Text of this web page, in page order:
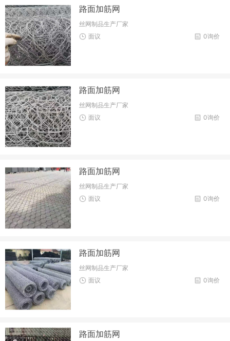
路面加筋网
丝网制品生产厂家
0询价
面议
路面加筋网
丝网制品生产厂家
0询价
面议
路面加筋网
丝网制品生产厂家
0询价
面议
路面加筋网
丝网制品生产厂家
0询价
面议
路面加筋网